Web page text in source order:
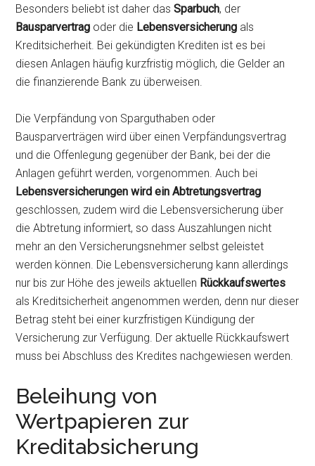
Besonders beliebt ist daher dasSparbuch, der
Bausparvertrag oder die Lebensversicherung als
Kreditsicherheit. Bei gekündigten Krediten ist es bei
diesen Anlagen häufig kurzfristig möglich, die Gelder an
die finanzierende Bank zu überweisen.
Die Verpfändung von Sparguthaben oder
Bausparverträgen wird über einen Verpfändungsvertrag
und die Offenlegung gegenüber der Bank, bei der die
Anlagen geführt werden, vorgenommen. Auch bei
Lebensversicherungen wird ein Abtretungsvertrag
geschlossen, zudem wird die Lebensversicherung über
die Abtretung informiert, so dass Auszahlungen nicht
mehr an den Versicherungsnehmer selbst geleistet
werden können. Die Lebensversicherung kann allerdings
nur bis zur Höhe des jeweils aktuellen Rückkaufswertes
als Kreditsicherheit angenommen werden, denn nur dieser
Betrag steht bei einer kurzfristigen Kündigung der
Versicherung zur Verfügung. Der aktuelle Rückkaufswert
muss bei Abschluss des Kredites nachgewiesen werden.
Beleihung von
Wertpapieren zur
Kreditabsicherung